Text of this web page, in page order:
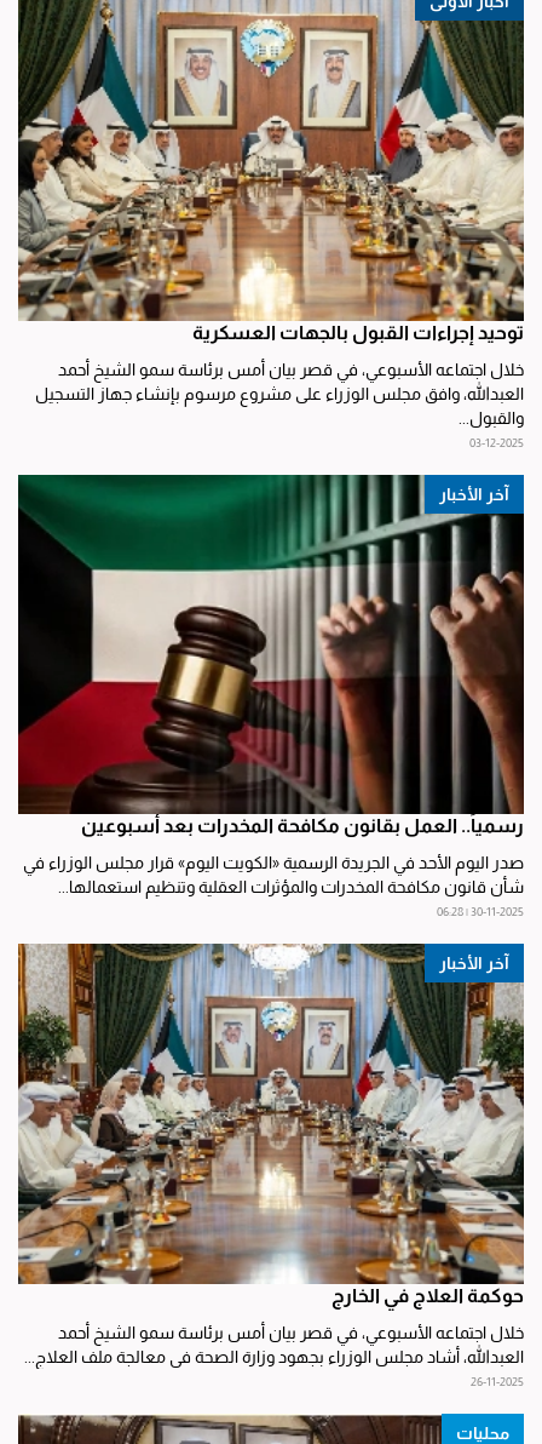
توحيد إجراءات القبول بالجهات العسكرية
خلال اجتماعه الأسبوعي، في قصر بيان أمس برئاسة سمو الشيخ أحمد
العبدالله، وافق مجلس الوزراء على مشروع مرسوم بإنشاء جهاز التسجيل
والقبول...
03-12-2025
آخر الأخبار
رسمياً.. العمل بقانون مكافحة المخدرات بعد أسبوعين
صدر اليوم الأحد في الجريدة الرسمية «الكويت اليوم» قرار مجلس الوزراء في
شأن قانون مكافحة المخدرات والمؤثرات العقلية وتنظيم استعمالها...
30-11-2025 | 06:28
آخر الأخبار
حوكمة العلاج في الخارج
خلال اجتماعه الأسبوعي، في قصر بيان أمس برئاسة سمو الشيخ أحمد
العبدالله، أشاد مجلس الوزراء بجهود وزارة الصحة في معالجة ملف العلاج...
26-11-2025
محليات